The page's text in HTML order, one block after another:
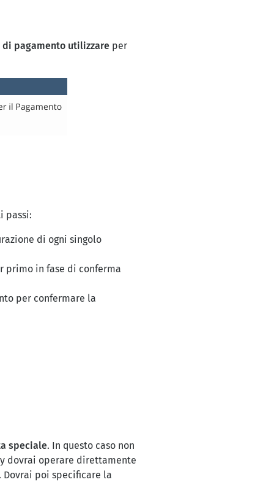
pagamento utilizzare per
passi:
di ogni singolo
primo in fase di conferma
per confermare la
speciale. In questo caso non
dovrai operare direttamente
poi specificare la